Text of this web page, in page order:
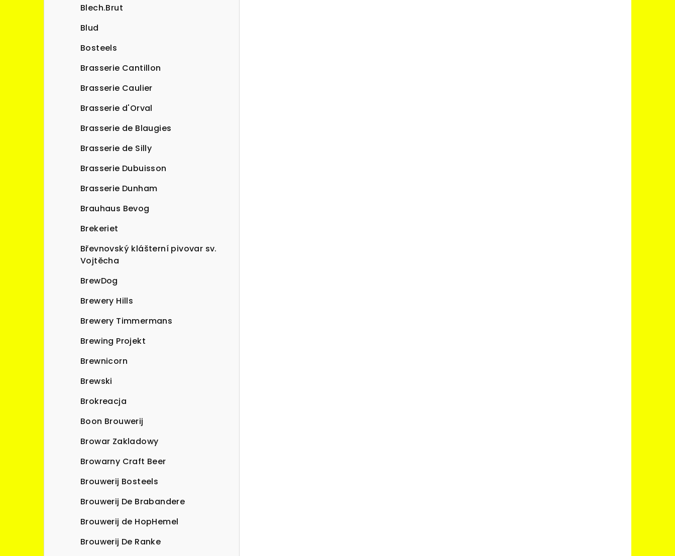
Blech.Brut
Blud
Bosteels
Brasserie Cantillon
Brasserie Caulier
Brasserie d'Orval
Brasserie de Blaugies
Brasserie de Silly
Brasserie Dubuisson
Brasserie Dunham
Brauhaus Bevog
Brekeriet
Břevnovský klášterní pivovar sv.
Vojtěcha
BrewDog
Brewery Hills
Brewery Timmermans
Brewing Projekt
Brewnicorn
Brewski
Brokreacja
Boon Brouwerij
Browar Zakladowy
Browarny Craft Beer
Brouwerij Bosteels
Brouwerij De Brabandere
Brouwerij de HopHemel
Brouwerij De Ranke